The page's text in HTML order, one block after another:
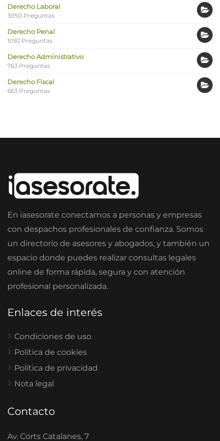
Derecho Laboral
3050 Preguntas
Derecho Penal
1092 Preguntas
Derecho Administrativo
763 Preguntas
Derecho Fiscal
663 Preguntas
En iasesorate conectamos a personas y empresas
con despachos profesionales de confianza. Somos
un directorio de asesores y abogados, y también un
espacio donde puedes realizar consultas legales
online de forma rápida, segura y con atención
profesional personalizada.
Enlaces de interés
Condiciones de uso
Política de cookies
Política de privacidad
Nota legal
Contacto
Av. Corts Catalanes, 7